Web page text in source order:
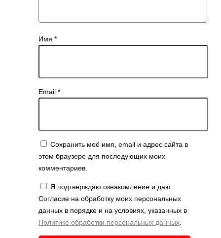
Имя *
Email *
Сохранить моё имя, email и адрес сайта в
этом браузере для последующих моих
комментариев.
Я подтверждаю ознакомление и даю
Согласие на обработку моих персональных
данных в порядке и на условиях, указанных в
Политике обработки персональных данных